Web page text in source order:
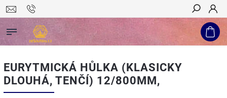
Hledat
EURYTMICKÁ HŮLKA (KLASICKY
DLOUHÁ, TENČÍ) 12/800MM,